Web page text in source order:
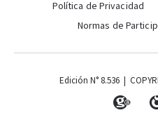
Política de Privacidad
Normas de
Edición N° 8.536 |